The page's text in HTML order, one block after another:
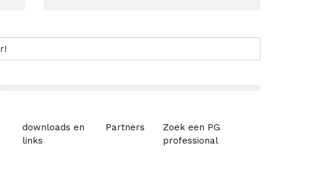
downloads en
links
Partners
Zoek een PG
professional